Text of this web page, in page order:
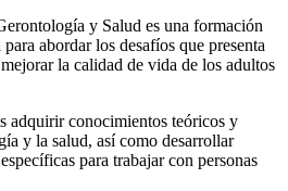
y Salud es una formación
abordar los desafíos que presenta
la calidad de vida de los adultos
adquirir conocimientos teóricos y
y la salud, así como desarrollar
para trabajar con personas